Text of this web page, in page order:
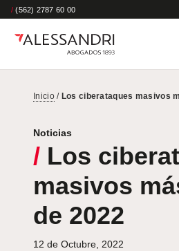
/ (562) 2787 60 00
Inicio/ Los ciberataques masivos
Noticias
/ Los
masivos
de 2022
12 de Octubre, 2022